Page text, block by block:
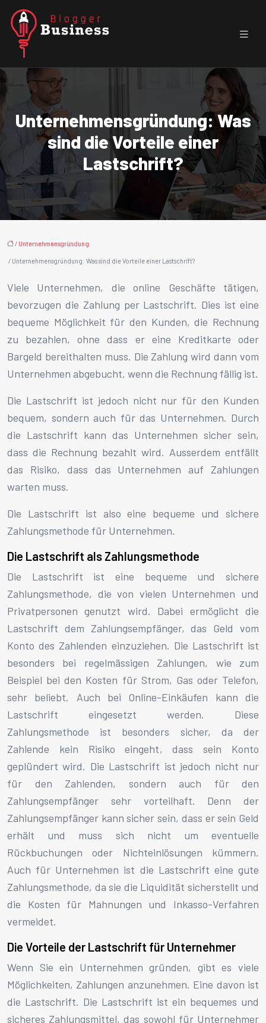
Unternehmensgründung: Was
sind die Vorteile einer
Lastschrift?
/ Unternehmensgründung
/ Unternehmensgründung: Was sind die Vorteile einer Lastschrift?
Viele Unternehmen, die online Geschäfte tätigen,
bevorzugen die Zahlung per Lastschrift. Dies ist eine
bequeme Möglichkeit für den Kunden, die Rechnung
zu bezahlen, ohne dass er eine Kreditkarte oder
Bargeld bereithalten muss. Die Zahlung wird dann vom
Unternehmen abgebucht, wenn die Rechnung fällig ist.
Die Lastschrift ist jedoch nicht nur für den Kunden
bequem, sondern auch für das Unternehmen. Durch
die Lastschrift kann das Unternehmen sicher sein,
dass die Rechnung bezahlt wird. Ausserdem entfällt
das Risiko, dass das Unternehmen auf Zahlungen
warten muss.
Die Lastschrift ist also eine bequeme und sichere
Zahlungsmethode für Unternehmen.
Die Lastschrift als Zahlungsmethode
Die Lastschrift ist eine bequeme und sichere
Zahlungsmethode, die von vielen Unternehmen und
Privatpersonen genutzt wird. Dabei ermöglicht die
Lastschrift dem Zahlungsempfänger, das Geld vom
Konto des Zahlenden einzuziehen. Die Lastschrift ist
besonders bei regelmässigen Zahlungen, wie zum
Beispiel bei den Kosten für Strom, Gas oder Telefon,
sehr beliebt. Auch bei Online-Einkäufen kann die
Lastschrift eingesetzt werden. Diese
Zahlungsmethode ist besonders sicher, da der
Zahlende kein Risiko eingeht, dass sein Konto
geplündert wird. Die Lastschrift ist jedoch nicht nur
für den Zahlenden, sondern auch für den
Zahlungsempfänger sehr vorteilhaft. Denn der
Zahlungsempfänger kann sicher sein, dass er sein Geld
erhält und muss sich nicht um eventuelle
Rückbuchungen oder Nichteinlösungen kümmern.
Auch für Unternehmen ist die Lastschrift eine gute
Zahlungsmethode, da sie die Liquidität sicherstellt und
die Kosten für Mahnungen und Inkasso-Verfahren
vermeidet.
Die Vorteile der Lastschrift für Unternehmer
Wenn Sie ein Unternehmen gründen, gibt es viele
Möglichkeiten, Zahlungen anzunehmen. Eine davon ist
die Lastschrift. Die Lastschrift ist ein bequemes und
sicheres Zahlungsmittel, das sowohl für Unternehmer